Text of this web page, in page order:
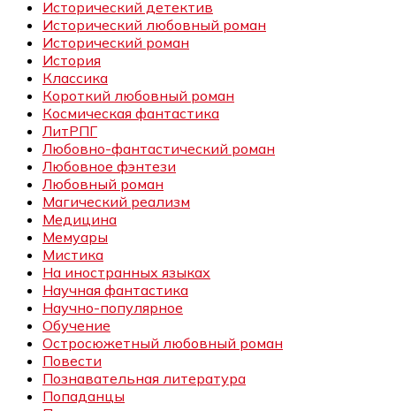
Исторический детектив
Исторический любовный роман
Исторический роман
История
Классика
Короткий любовный роман
Космическая фантастика
ЛитРПГ
Любовно-фантастический роман
Любовное фэнтези
Любовный роман
Магический реализм
Медицина
Мемуары
Мистика
На иностранных языках
Научная фантастика
Научно-популярное
Обучение
Остросюжетный любовный роман
Повести
Познавательная литература
Попаданцы